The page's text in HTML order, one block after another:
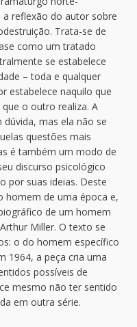
reflexão do autor sobre
Trata-se de
como um tratado
se estabelece
– toda e qualquer
estabelece naquilo que
o outro realiza. A
mas ela não se
questões mais
é também um modo de
discurso psicológico
por suas ideias. Deste
homem de uma época e,
de um homem
Miller. O texto se
o do homem específico
1964, a peça cria uma
possíveis de
mesmo não ter sentido
em outra série.